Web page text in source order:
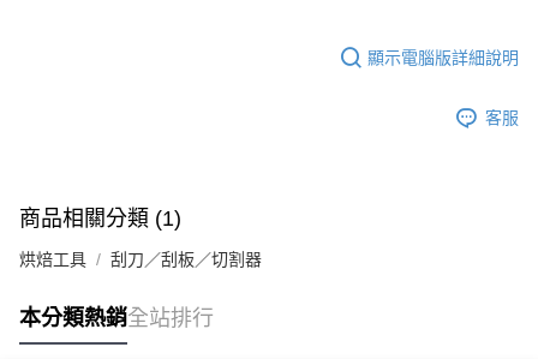
※ 請注意：結帳手續完成當下不需立刻繳費，但若您需要取消訂單，請聯絡
購買商品的店家。未經商家同意取消之訂單仍視為有效，需透過AFTEE先享
※ 交易是否成功請以「AFTEE先享後付 」之結帳頁面顯示為準，若有關於
是否繳費成功／繳費後需取消欲退款等相關疑問，請聯繫「AFTEE先享後付
１．透過由恩沛科技股份有限公司提供之「AFTEE先享後付」服務完成之交
權轉讓予恩沛科技股份有限公司。
https://aftee.tw/terms/#terms3
３．未成年的使用者請事先徵得法定代理人或監護人之同意方可使用
「AFTEE先享後付」，若未經同意申辦者引起之損失，本公司不負相關責
9.5kg
每筆NT$90，滿NT$990(含以上)免運費
宅配-新竹物流
每筆NT$150，滿NT$2,000(含以上)免運費
顯示電腦版詳細說明
客服
商品相關分類 (1)
烘焙工具 刮刀／刮板／切割器
本分類熱銷全站排行